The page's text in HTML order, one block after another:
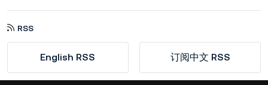
RSS
English RSS 订阅中文 RSS